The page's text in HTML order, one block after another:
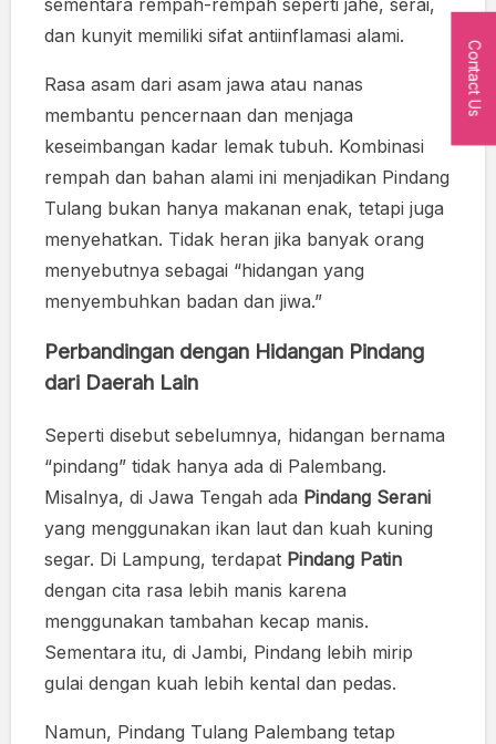
dan kunyit memiliki sifat antiinflamasi alami.
Rasa asam dari asam jawa atau nanas
membantu pencernaan dan menjaga
keseimbangan kadar lemak tubuh. Kombinasi
rempah dan bahan alami ini menjadikan Pindang
Tulang bukan hanya makanan enak, tetapi juga
menyehatkan. Tidak heran jika banyak orang
menyebutnya sebagai “hidangan yang
menyembuhkan badan dan jiwa.”
Perbandingan dengan Hidangan Pindang
dari Daerah Lain
Seperti disebut sebelumnya, hidangan bernama
“pindang” tidak hanya ada di Palembang.
Misalnya, di Jawa Tengah ada Pindang Serani
yang menggunakan ikan laut dan kuah kuning
segar. Di Lampung, terdapat Pindang Patin
dengan cita rasa lebih manis karena
menggunakan tambahan kecap manis.
Sementara itu, di Jambi, Pindang lebih mirip
gulai dengan kuah lebih kental dan pedas.
Namun, Pindang Tulang Palembang tetap
Contact Us